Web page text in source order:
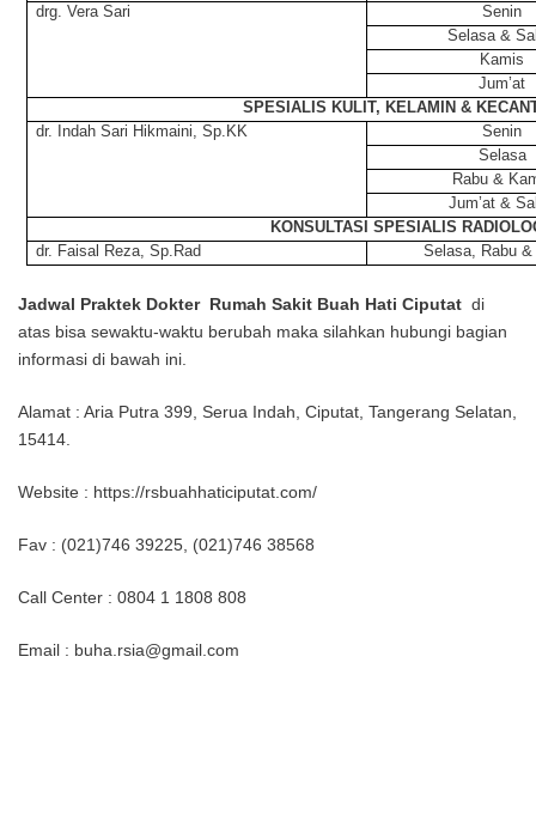
drg. Vera Sari
Senin
Selasa &
Kamis
Jum’at
SPESIALIS KULIT, KELAMIN &
dr. Indah Sari Hikmaini, Sp.KK
Senin
Selasa
Rabu &
Jum’at &
KONSULTASI SPESIALIS
dr. Faisal Reza, Sp.Rad
Selasa, Rabu
Jadwal Praktek Dokter Rumah Sakit Buah Hati Ciputat di
atas bisa sewaktu-waktu berubah maka silahkan hubungi bagian
informasi di bawah ini.
Alamat : Aria Putra 399, Serua Indah, Ciputat, Tangerang Selatan,
15414.
Website : https://rsbuahhaticiputat.com/
Fav : (021)746 39225, (021)746 38568
Call Center : 0804 1 1808 808
Email : buha.rsia@gmail.com